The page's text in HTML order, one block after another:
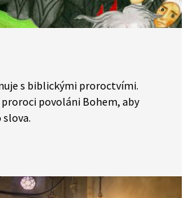
s biblickými proroctvími.
povoláni Bohem, aby